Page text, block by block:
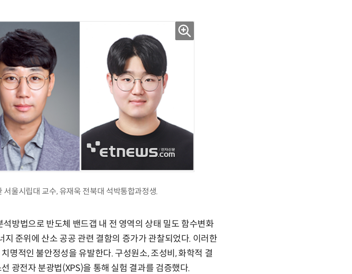
울시립대 교수, 유재욱 전북대 석박통합과정생.
방법으로 반도체 밴드갭 내 전 영역의 상태 밀도 함수변화
준위에 산소 공공 관련 결함의 증가가 관찰되었다. 이러한
명적인 불안정성을 유발한다. 구성원소, 조성비, 화학적 결
광전자 분광법(XPS)을 통해 실험 결과를 검증했다.